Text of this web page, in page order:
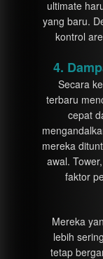
ultimate
yang baru.
kontrol
4.
Secara
terbaru
cepat
mereka
awal.
faktor
Mereka
lebih
tetap